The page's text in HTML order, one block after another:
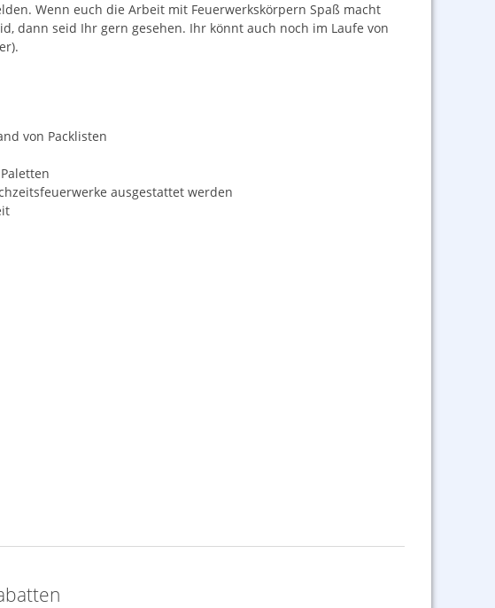
Wenn euch die Arbeit mit Feuerwerkskörpern Spaß macht
dann seid Ihr gern gesehen. Ihr könnt auch noch im Laufe von
von Packlisten
ausgestattet werden